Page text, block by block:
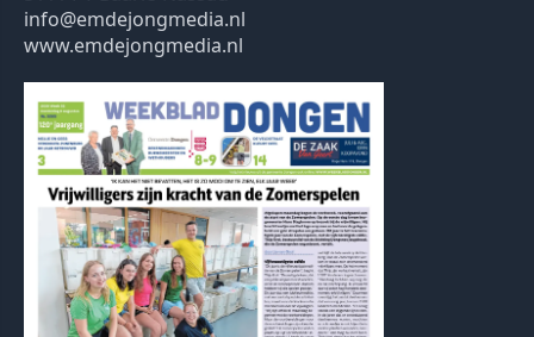
info@emdejongmedia.nl
www.emdejongmedia.nl